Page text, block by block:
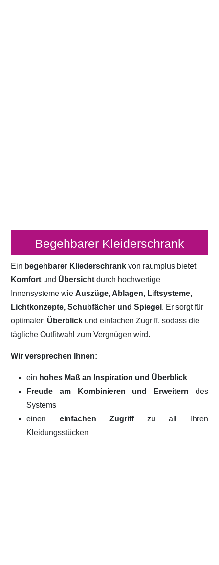
Begehbarer Kleiderschrank
Ein begehbarer Kliederschrankvon raumplus bietet
Komfort und Übersicht durch hochwertige
Innensysteme wie Auszüge, Ablagen, Liftsysteme,
Lichtkonzepte, Schubfächer und Spiegel . Er sorgt für
optimalen Überblick und einfachen Zugriff, sodass die
tägliche Outfitwahl zum Vergnügen wird.
Wir versprechen Ihnen:
ein hohes Maß an Inspiration und Überblick
Freude am Kombinieren und Erweitern des
Systems
einen einfachen Zugriffzu all Ihren
Kleidungsstücken